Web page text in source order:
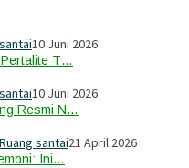
10 Juni 2026
Pertalite T…
10 Juni 2026
Resmi N…
Ruang santai21 April 2026
Ini…